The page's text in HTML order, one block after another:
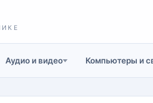
Аудио и видео Компьютеры и